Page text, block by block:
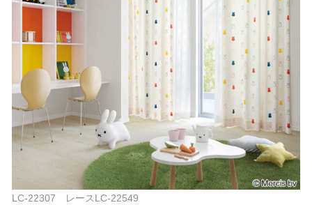
LC-22307 レースLC-22549